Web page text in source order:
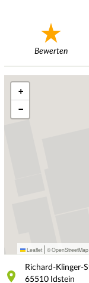
Bewerten
+
−
Leaflet | © OpenStreetMap
Richard-Klinger-
65510 Idstein